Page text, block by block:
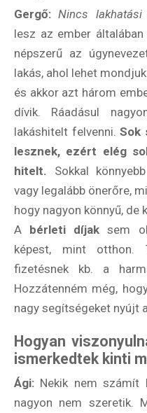
Rólunk
Szakértőink
Gergő: Nincs lakhatási
lesz az ember
népszerű az
lakás, ahol lehet
és akkor azt három
dívik. Ráadásul
lakáshitelt felvenni. Sok
lesznek, ezért elég
hitelt. Sokkal
vagy legalább önerőre,
hogy nagyon könnyű, de
A bérleti díjak sem
képest, mint otthon.
fizetésnek kb. a
Hozzátenném még,
nagy segítségeket nyújt
Hogyan
ismerkedtek kinti
Ági: Nekik nem számít
nagyon nem szeretik.